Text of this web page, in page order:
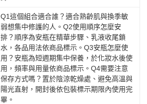
Q1這個組合適合誰？適合熟齡肌與換季敏
弱想集中修護的人。Q2使用順序怎麼安
排？順序為安瓶在精華步驟、乳液收尾鎖
水，各品用法依商品標示。Q3安瓶怎麼使
用？安瓶為短週期集中保養，於化妝水後使
用，頻率與用量依商品標示。Q4需要注意
保存方式嗎？置於陰涼乾燥處、避免高溫與
陽光直射，開封後依包裝標示期限內使用完
畢。